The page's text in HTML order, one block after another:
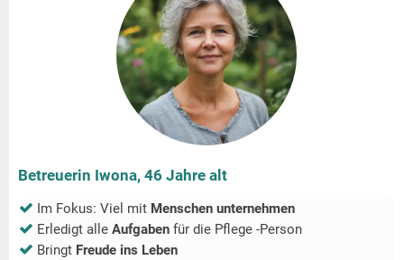
Betreuerin Iwona, 46 Jahre alt
Im Fokus: Viel mit Menschen unternehmen
Erledigt alle Aufgaben für die Pflege -Person
Bringt Freude ins Leben